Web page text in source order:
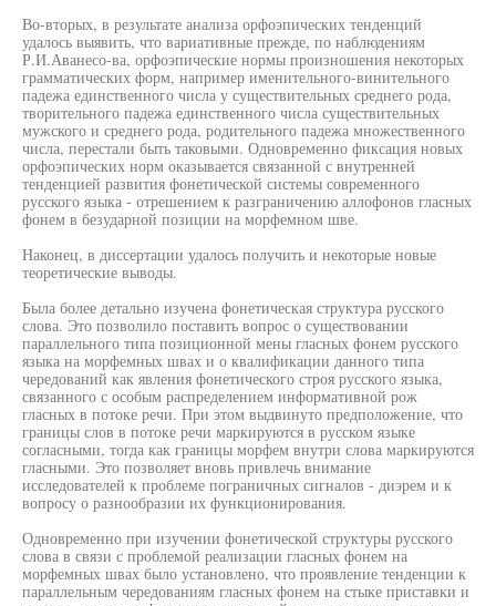
Во-вторых, в результате анализа орфоэпических тенденций
удалось выявить, что вариативные прежде, по наблюдениям
Р.И.Аванесо-ва, орфоэпические нормы произношения некоторых
грамматических форм, например именительного-винительного
падежа единственного числа у существительных среднего рода,
творительного падежа единственного числа существительных
мужского и среднего рода, родительного падежа множественного
числа, перестали быть таковыми. Одновременно фиксация новых
орфоэпических норм оказывается связанной с внутренней
тенденцией развития фонетической системы современного
русского языка - отрешением к разграничению аллофонов гласных
фонем в безударной позиции на морфемном шве.
Наконец, в диссертации удалось получить и некоторые новые
теоретические выводы.
Была более детально изучена фонетическая структура русского
слова. Это позволило поставить вопрос о существовании
параллельного типа позиционной мены гласных фонем русского
языка на морфемных швах и о квалификации данного типа
чередований как явления фонетического строя русского языка,
связанного с особым распределением информативной рож
гласных в потоке речи. При этом выдвинуто предположение, что
границы слов в потоке речи маркируются в русском языке
согласными, тогда как границы морфем внутри слова маркируются
гласными. Это позволяет вновь привлечь внимание
исследователей к проблеме пограничных сигналов - диэрем и к
вопросу о разнообразии их функционирования.
Одновременно при изучении фонетической структуры русского
слова в связи с проблемой реализации гласных фонем на
морфемных швах было установлено, что проявление тенденции к
параллельным чередованиям гласных фонем на стыке приставки и